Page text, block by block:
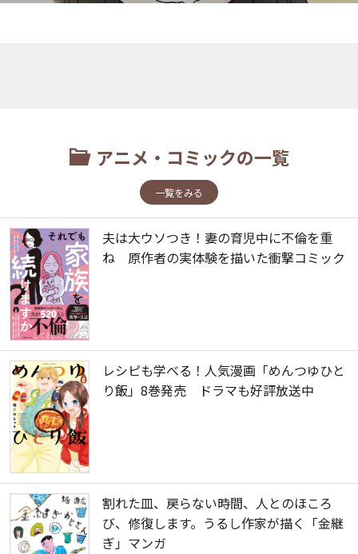
アニメ・コミックの一覧
一覧をみる
夫は大ウソつき！妻の育児中に不倫を重
ね 原作者の実体験を描いた衝撃コミック
レシピも学べる！人気漫画「めんつゆひと
り飯」8巻発売 ドラマも好評放送中
割れた皿、戻らない時間、人とのほころ
び、修復します。うるし作家が描く「金継
ぎ」マンガ